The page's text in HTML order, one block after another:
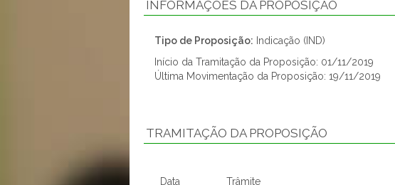
INFORMAÇÕES DA PROPOSIÇÃO
Tipo de Proposição: Indicação (IND)
Início da Tramitação da Proposição: 01/11/2019
Última Movimentação da Proposição: 19/11/2019
TRAMITAÇÃO DA PROPOSIÇÃO
Data Trâmite